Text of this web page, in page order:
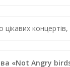
цікавих
«Not Angry